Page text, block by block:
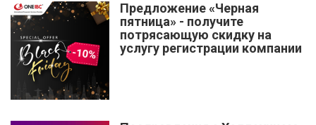
Предложение «Черная
пятница» - получите
потрясающую скидку на
услугу регистрации компании